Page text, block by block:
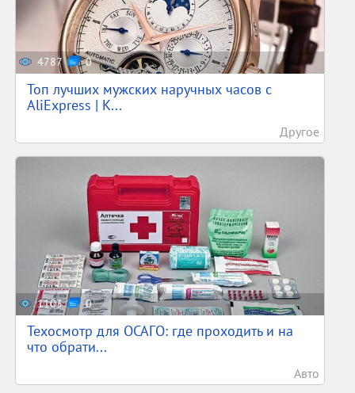
4787 0
Топ лучших мужских наручных часов с
AliExpress | К...
Другое
1103 0
Техосмотр для ОСАГО: где проходить и на
что обрати...
Авто